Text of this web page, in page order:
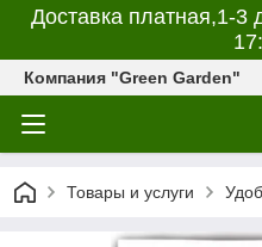
Доставка платная,1-
Компания "Green Garden"
Товары и услуги